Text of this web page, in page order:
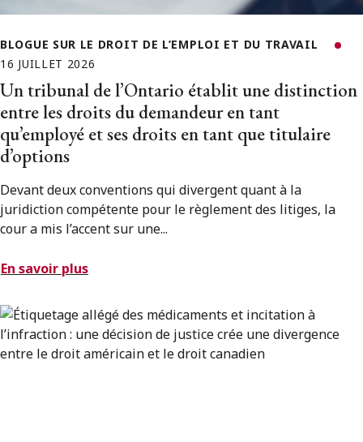
BLOGUE SUR LE DROIT DE L’EMPLOI ET DU TRAVAIL
16 JUILLET 2026
Un tribunal de l’Ontario établit une distinction
entre les droits du demandeur en tant
qu’employé et ses droits en tant que titulaire
d’options
Devant deux conventions qui divergent quant à la
juridiction compétente pour le règlement des litiges, la
cour a mis l’accent sur une...
En savoir plus